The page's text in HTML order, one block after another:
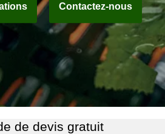
Contactez-nous
de devis gratuit